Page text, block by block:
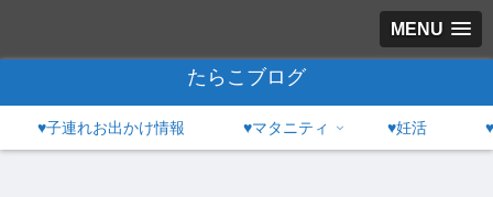
MENU
たらこブログ
♥子連れお出かけ情報 ♥マタニティ ♥妊活